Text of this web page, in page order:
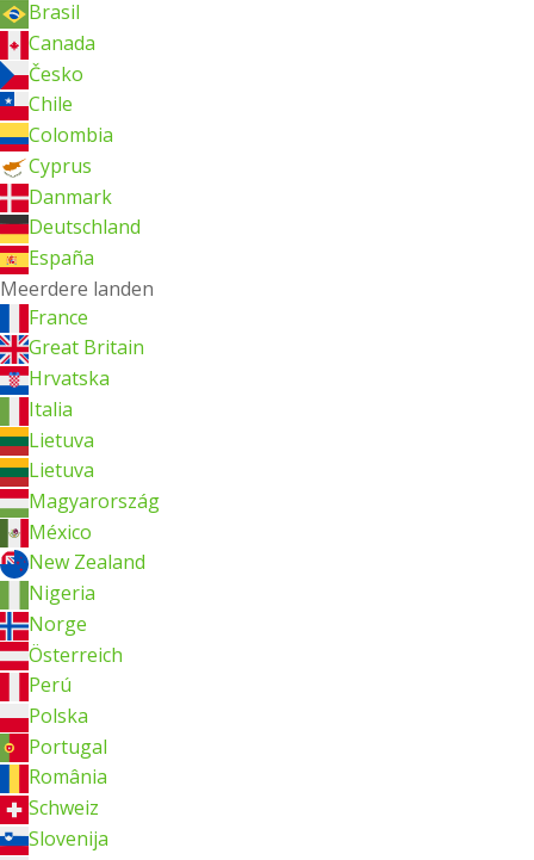
Brasil
Canada
Česko
Chile
Colombia
Cyprus
Danmark
Deutschland
España
Meerdere landen
France
Great Britain
Hrvatska
Italia
Lietuva
Lietuva
Magyarország
México
New Zealand
Nigeria
Norge
Österreich
Perú
Polska
Portugal
România
Schweiz
Slovenija